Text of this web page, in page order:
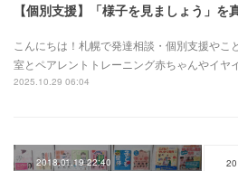
こんにちは！札幌で発達相談・個別支援やこ
室とペアレントトレーニング赤ちゃんやイヤ
2025.10.29 06:04
2018.01.19 22:40